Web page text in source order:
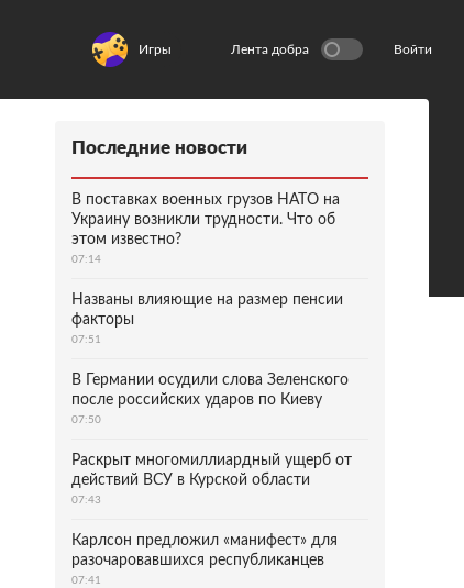
Игры Лента добра Войти
Последние новости
В поставках военных грузов НАТО на
Украину возникли трудности. Что об
этом известно?
07:14
Названы влияющие на размер пенсии
факторы
07:51
В Германии осудили слова Зеленского
после российских ударов по Киеву
07:50
Раскрыт многомиллиардный ущерб от
действий ВСУ в Курской области
07:43
Карлсон предложил «манифест» для
разочаровавшихся республиканцев
07:41